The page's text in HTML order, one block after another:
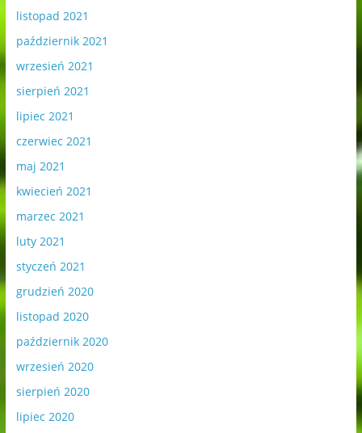
listopad 2021
październik 2021
wrzesień 2021
sierpień 2021
lipiec 2021
czerwiec 2021
maj 2021
kwiecień 2021
marzec 2021
luty 2021
styczeń 2021
grudzień 2020
listopad 2020
październik 2020
wrzesień 2020
sierpień 2020
lipiec 2020